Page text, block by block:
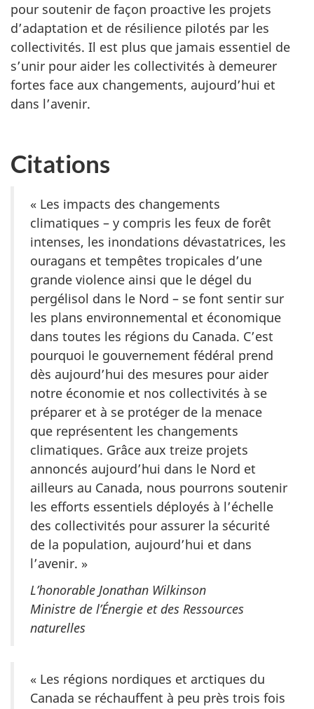
pour soutenir de façon proactive les projets
d’adaptation et de résilience pilotés par les
collectivités. Il est plus que jamais essentiel de
s’unir pour aider les collectivités à demeurer
fortes face aux changements, aujourd’hui et
dans l’avenir.
Citations
« Les impacts des changements
climatiques – y compris les feux de forêt
intenses, les inondations dévastatrices, les
ouragans et tempêtes tropicales d’une
grande violence ainsi que le dégel du
pergélisol dans le Nord – se font sentir sur
les plans environnemental et économique
dans toutes les régions du Canada. C’est
pourquoi le gouvernement fédéral prend
dès aujourd’hui des mesures pour aider
notre économie et nos collectivités à se
préparer et à se protéger de la menace
que représentent les changements
climatiques. Grâce aux treize projets
annoncés aujourd’hui dans le Nord et
ailleurs au Canada, nous pourrons soutenir
les efforts essentiels déployés à l’échelle
des collectivités pour assurer la sécurité
de la population, aujourd’hui et dans
l’avenir. »
L’honorable Jonathan Wilkinson
Ministre de l’Énergie et des Ressources
naturelles
« Les régions nordiques et arctiques du
Canada se réchauffent à peu près trois fois